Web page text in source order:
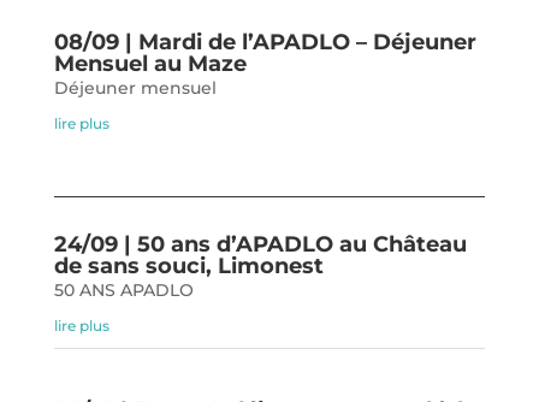
08/09 | Mardi de l’APADLO – Déjeuner
Mensuel au Maze
Déjeuner mensuel
lire plus
24/09 | 50 ans d’APADLO au Château
de sans souci, Limonest
50 ANS APADLO
lire plus